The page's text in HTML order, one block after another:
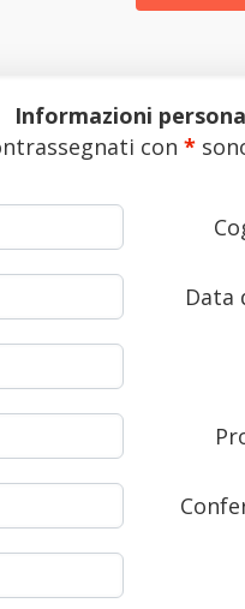
Informazioni
con *
Data